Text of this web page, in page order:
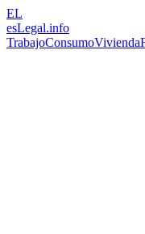
EL
esLegal.info
TrabajoConsumoVivienda